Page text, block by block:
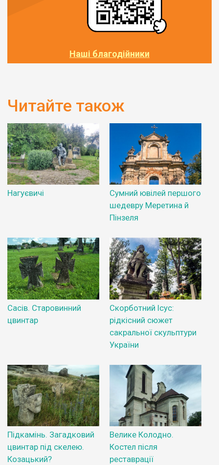
Наші благодійники
Читайте також
Нагуєвичі
Сумний ювілей першого
шедевру Меретина й
Пінзеля
Сасів. Старовинний
цвинтар
Скорботний Ісус:
рідкісний сюжет
сакральної скульптури
України
Підкамінь. Загадковий
цвинтар під скелею.
Козацький?
Велике Колодно.
Костел після
реставрації